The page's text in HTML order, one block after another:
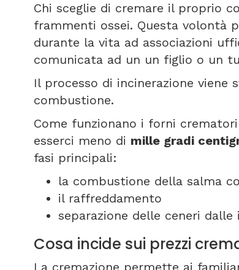
Chi sceglie di cremare il proprio
frammenti ossei. Questa volontà
durante la vita ad associazioni
comunicata ad un un figlio o un
Il processo di incinerazione viene
combustione.
Come funzionano i forni
esserci meno di mille gradi
fasi principali:
la combustione della salma
il raffreddamento
separazione delle ceneri
Cosa incide sui prezzi
La cremazione permette ai